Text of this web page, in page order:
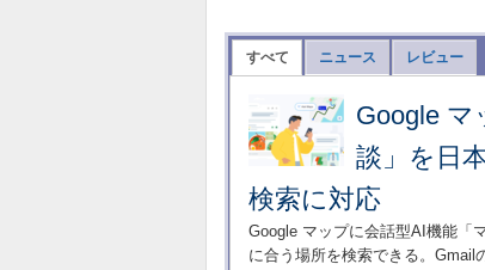
すべて ニュース レビュー
Google マ
談」を日
検索に対応
Google マップに会話型AI機能「
に合う場所を検索できる。Gmail